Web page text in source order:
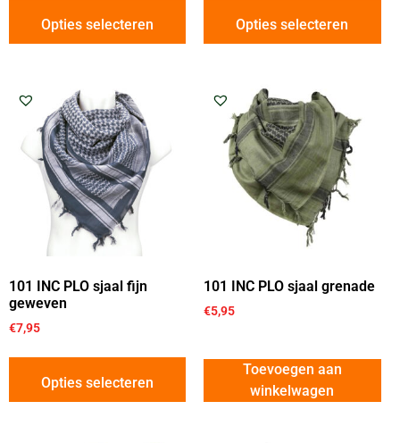
Opties selecteren Opties selecteren
101 INC PLO sjaal fijn
geweven
€7,95
Opties selecteren
101 INC PLO sjaal grenade
€5,95
Toevoegen aan
winkelwagen